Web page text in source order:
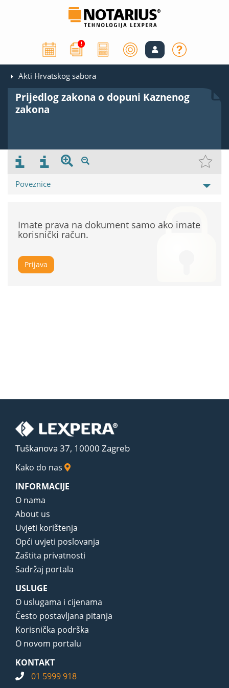
Akti Hrvatskog sabora
Prijedlog zakona o dopuni Kaznenog
zakona
Poveznice
Imate prava na dokument samo ako imate
korisnički račun.
Prijava
Tuškanova 37, 10000 Zagreb
Kako do nas
INFORMACIJE
O nama
About us
Uvjeti korištenja
Opći uvjeti poslovanja
Zaštita privatnosti
Sadržaj portala
USLUGE
O uslugama i cijenama
Često postavljana pitanja
Korisnička podrška
O novom portalu
KONTAKT
01 5999 918